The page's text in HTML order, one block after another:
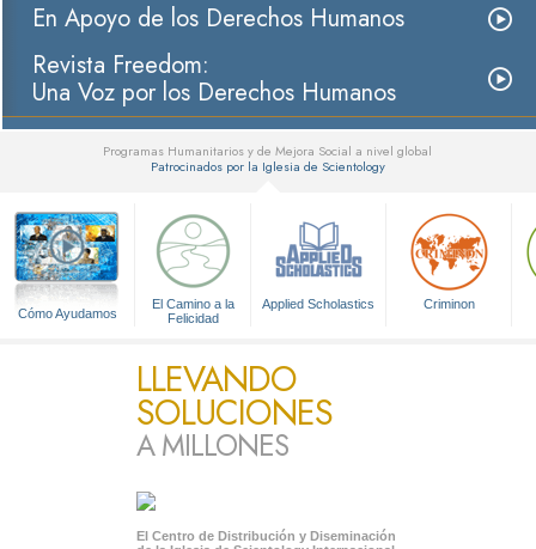
En Apoyo de los Derechos Humanos
Revista Freedom:
Una Voz por los Derechos Humanos
Programas Humanitarios y de Mejora Social a nivel global
Patrocinados por la Iglesia de Scientology
Cómo Ayudamos
El Camino a la
Felicidad
Applied Scholastics Criminon
LLEVANDO
SOLUCIONES
A MILLONES
El Centro de Distribución y Diseminación